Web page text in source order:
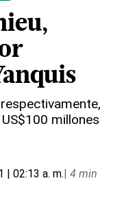
millones
| 02:13 a. m.| 4 min